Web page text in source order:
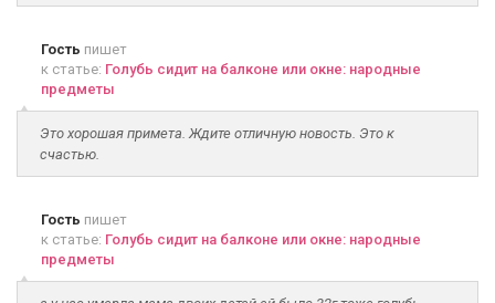
Гость пишет
к статье: Голубь сидит на балконе или окне: народные
предметы
Это хорошая примета. Ждите отличную новость. Это к
счастью.
Гость пишет
к статье: Голубь сидит на балконе или окне: народные
предметы